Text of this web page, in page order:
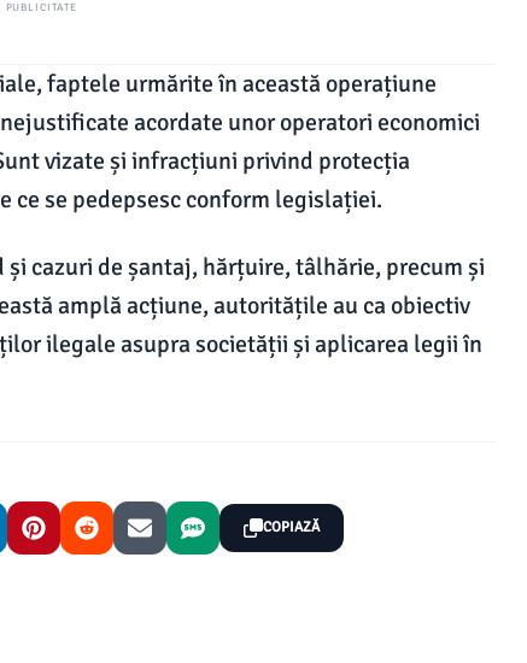
PUBLICITATE
faptele urmărite în această operațiune
acordate unor operatori economici
vizate și infracțiuni privind protecția
se pedepsesc conform legislației.
cazuri de șantaj, hărțuire, tâlhărie, precum și
amplă acțiune, autoritățile au ca obiectiv
ilegale asupra societății și aplicarea legii în
COPIAZĂ